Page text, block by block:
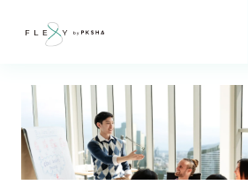
案件検索
職種から案件を探す